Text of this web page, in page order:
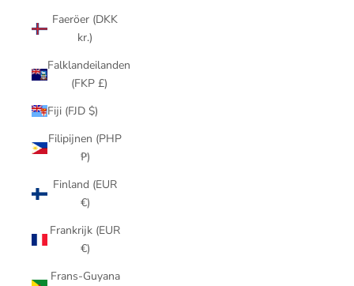
Faeröer (DKK
kr.)
Falklandeilanden
(FKP £)
Fiji (FJD $)
Filipijnen (PHP
₱)
Finland (EUR
€)
Frankrijk (EUR
€)
Frans-Guyana